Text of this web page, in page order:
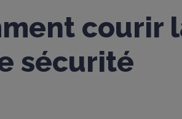
courir
sécurité